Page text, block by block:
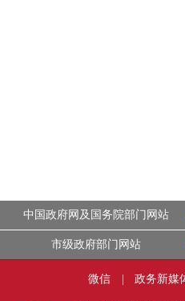
中国政府网及国务院部门网站
市级政府部门网站
微信 政务新媒